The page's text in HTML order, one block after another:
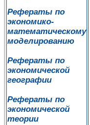
Рефераты по
экономико-
математическому
моделированию
Рефераты по
экономической
географии
Рефераты по
экономической
теории